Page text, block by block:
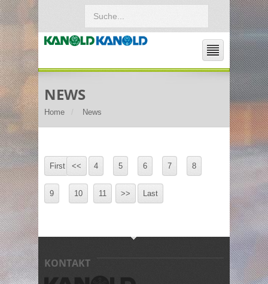
NEWS
Home News
First << 4 5 6 7 8
9 10 11 >> Last
KONTAKT